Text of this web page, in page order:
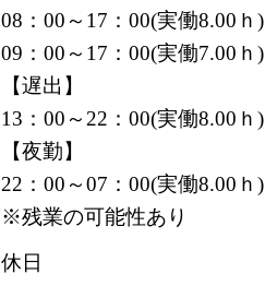
08：00～17：00(実働8.00ｈ)
09：00～17：00(実働7.00ｈ)
【遅出】
13：00～22：00(実働8.00ｈ)
【夜勤】
22：00～07：00(実働8.00ｈ)
※残業の可能性あり
休日